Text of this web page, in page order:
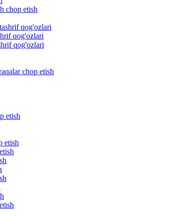
chop etish
qog'ozlari
qog'ozlari
qog'ozlari
chop etish
etish
etish